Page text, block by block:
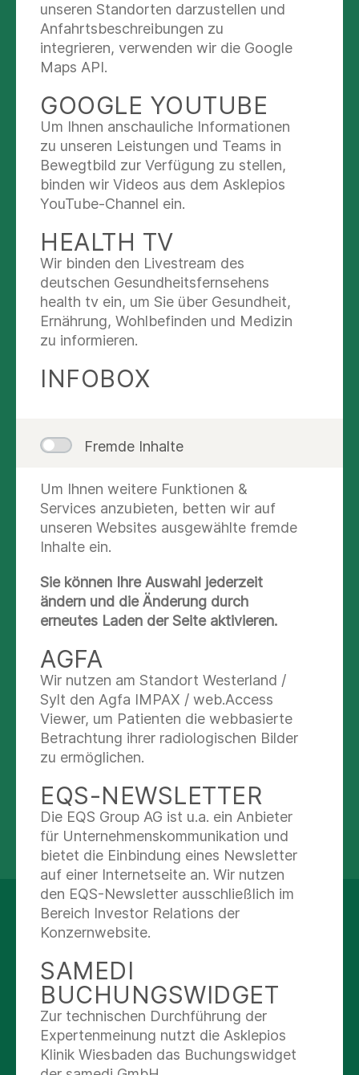
GEBURT MIT
LEBENSPARTNER
MÖGLICH!
Die Geburt darf der Lebenspartner
selbstverständlich begleiten. Auch nach der
Geburt hat der Lebenspartner die Möglichkeit,
Mutter und Kind zu besuchen.
Unser kompetentes und freundliches
Stationsteam steht Ihnen bei offenen Fragen
gerne zur Verfügung
BABYGALERIE
Begrüßen Sie unsere Lindauer Babies
UNSER
LEISTUNGSANGEBOT
Geburtshilfe
Alle anzeigen
unseren Standorten darzustellen und
Anfahrtsbeschreibungen zu
integrieren, verwenden wir die Google
Maps API.
GOOGLE YOUTUBE
Um Ihnen anschauliche Informationen
zu unseren Leistungen und Teams in
Bewegtbild zur Verfügung zu stellen,
binden wir Videos aus dem Asklepios
YouTube-Channel ein.
HEALTH TV
Wir binden den Livestream des
deutschen Gesundheitsfernsehens
health tv ein, um Sie über Gesundheit,
Ernährung, Wohlbefinden und Medizin
zu informieren.
INFOBOX
Fremde Inhalte
Um Ihnen weitere Funktionen &
Services anzubieten, betten wir auf
unseren Websites ausgewählte fremde
Inhalte ein.
Sie können Ihre Auswahl jederzeit
ändern und die Änderung durch
erneutes Laden der Seite aktivieren.
AGFA
Wir nutzen am Standort Westerland /
Sylt den Agfa IMPAX / web.Access
Viewer, um Patienten die webbasierte
Betrachtung ihrer radiologischen Bilder
zu ermöglichen.
EQS-NEWSLETTER
Die EQS Group AG ist u.a. ein Anbieter
für Unternehmenskommunikation und
bietet die Einbindung eines Newsletter
auf einer Internetseite an. Wir nutzen
den EQS-Newsletter ausschließlich im
Bereich Investor Relations der
Konzernwebsite.
SAMEDI
BUCHUNGSWIDGET
Zur technischen Durchführung der
Expertenmeinung nutzt die Asklepios
Klinik Wiesbaden das Buchungswidget